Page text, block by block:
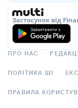
Застосунок від
ПРО НАС
ПОЛІТИКА ШІ
ПРАВИЛА